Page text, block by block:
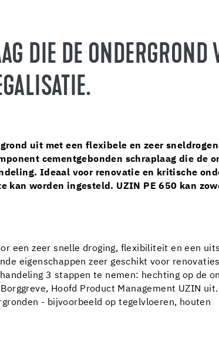
DIE DE ONDERGROND
uit met een flexibele en zeer
cementgebonden schraplaag die de
Ideaal voor renovatie en kritische
kan worden ingesteld. UZIN PE 650 kan
een zeer snelle droging, flexibiliteit en een
eigenschappen zeer geschikt voor
3 stappen te nemen: hechting op de
Hoofd Product Management UZIN
- bijvoorbeeld op tegelvloeren, houten